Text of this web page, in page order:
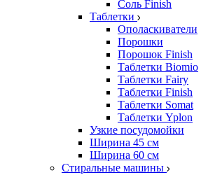
Соль Finish
Таблетки
Ополаскиватели
Порошки
Порошок Finish
Таблетки Biomio
Таблетки Fairy
Таблетки Finish
Таблетки Somat
Таблетки Yplon
Узкие посудомойки
Ширина 45 см
Ширина 60 см
Стиральные машины